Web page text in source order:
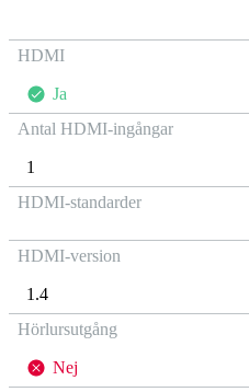
HDMI
Ja
Antal HDMI-ingångar
1
HDMI-standarder
HDMI-version
1.4
Hörlursutgång
Nej